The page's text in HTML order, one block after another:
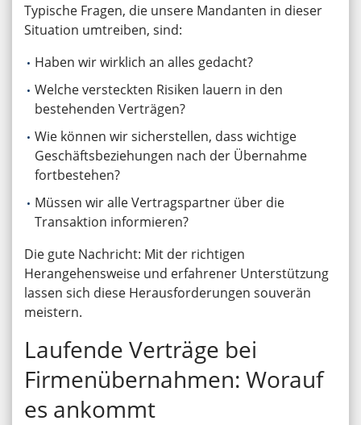
Typische Fragen, die unsere Mandanten in dieser
Situation umtreiben, sind:
Haben wir wirklich an alles gedacht?
Welche versteckten Risiken lauern in den
bestehenden Verträgen?
Wie können wir sicherstellen, dass wichtige
Geschäftsbeziehungen nach der Übernahme
fortbestehen?
Müssen wir alle Vertragspartner über die
Transaktion informieren?
Die gute Nachricht: Mit der richtigen
Herangehensweise und erfahrener Unterstützung
lassen sich diese Herausforderungen souverän
meistern.
Laufende Verträge bei
Firmenübernahmen: Worauf
es ankommt